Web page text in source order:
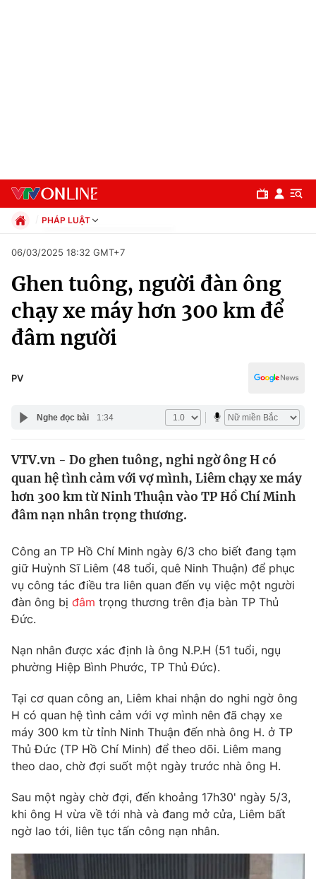
Chuyên mục
Chính trị
Thế giới
Tin tức
Câu chuyện quốc tế
Kinh tế
Tài chính
Thị trường
Góc doanh nghiệp
Dữ liệu và đời sống
Truyền hình
Hậu trường
Nhân vật
Khán giả
Giải sao mai
Giải trí
Điện ảnh
Âm nhạc
Sao
Du lịch
Làm đẹp
Chất lượng cuộc sống
Giáo dục
Tuyển sinh
Công nghệ
Hitech Công nghệ tương lai
Sản phẩm
Thị trường
Giao lưu trực tuyến
Lịch phát sóng
PHÁP LUẬT
Xã hội
Pháp luật
Thể thao
Truyền hình
Văn hóa - Giải trí
Giáo dục
06/03/2025 18:32 GMT+7
Ghen tuông, người đàn ông
chạy xe máy hơn 300 km để
đâm người
PV
Nghe đọc bài 1:34
VTV.vn - Do ghen tuông, nghi ngờ ông H có
quan hệ tình cảm với vợ mình, Liêm chạy xe máy
hơn 300 km từ Ninh Thuận vào TP Hồ Chí Minh
đâm nạn nhân trọng thương.
Công an TP Hồ Chí Minh ngày 6/3 cho biết đang tạm
giữ Huỳnh Sĩ Liêm (48 tuổi, quê Ninh Thuận) để phục
vụ công tác điều tra liên quan đến vụ việc một người
đàn ông bị đâm trọng thương trên địa bàn TP Thủ
Đức.
Nạn nhân được xác định là ông N.P.H (51 tuổi, ngụ
phường Hiệp Bình Phước, TP Thủ Đức).
Tại cơ quan công an, Liêm khai nhận do nghi ngờ ông
H có quan hệ tình cảm với vợ mình nên đã chạy xe
máy 300 km từ tỉnh Ninh Thuận đến nhà ông H. ở TP
Thủ Đức (TP Hồ Chí Minh) để theo dõi. Liêm mang
theo dao, chờ đợi suốt một ngày trước nhà ông H.
Sau một ngày chờ đợi, đến khoảng 17h30' ngày 5/3,
khi ông H vừa về tới nhà và đang mở cửa, Liêm bất
ngờ lao tới, liên tục tấn công nạn nhân.